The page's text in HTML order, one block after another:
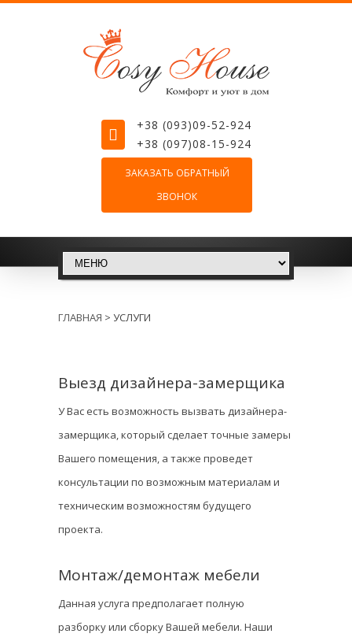
+38 (093)09-52-924
+38 (097)08-15-924
ЗАКАЗАТЬ ОБРАТНЫЙ
ЗВОНОК
ГЛАВНАЯ > УСЛУГИ
Выезд дизайнера-замерщика
У Вас есть возможность вызвать дизайнера-
замерщика, который сделает точные замеры
Вашего помещения, а также проведет
консультации по возможным материалам и
техническим возможностям будущего
проекта.
Монтаж/демонтаж мебели
Данная услуга предполагает полную
разборку или сборку Вашей мебели. Наши